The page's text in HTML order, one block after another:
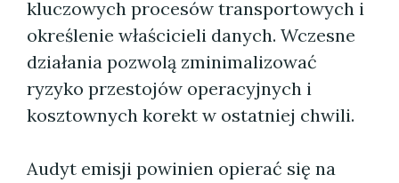
kluczowych procesów transportowych i
określenie właścicieli danych. Wczesne
działania pozwolą zminimalizować
ryzyko przestojów operacyjnych i
kosztownych korekt w ostatniej chwili.
Audyt emisji powinien opierać się na